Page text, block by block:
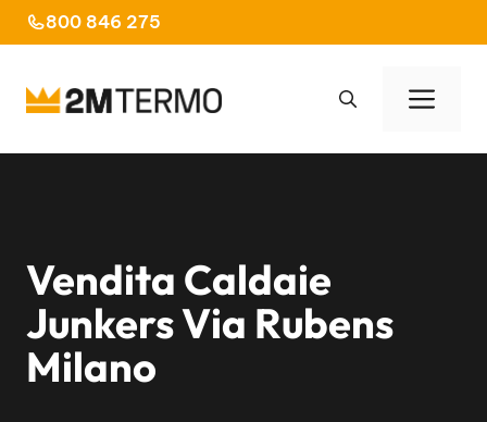
al
800 846 275
Vendita Caldaie
Junkers Via Rubens
Milano